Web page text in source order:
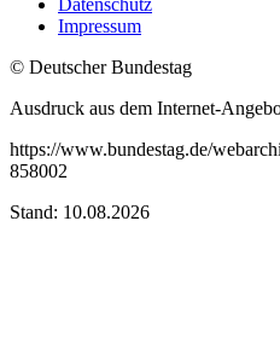
Datenschutz
Impressum
© Deutscher Bundestag
Ausdruck aus dem Internet-
https://www.bundestag.de/
858002
Stand: 10.08.2026